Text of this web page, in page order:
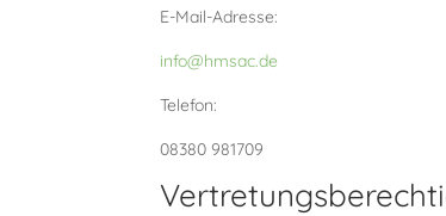
E-Mail-Adresse:
info@hmsac.de
Telefon:
08380 981709